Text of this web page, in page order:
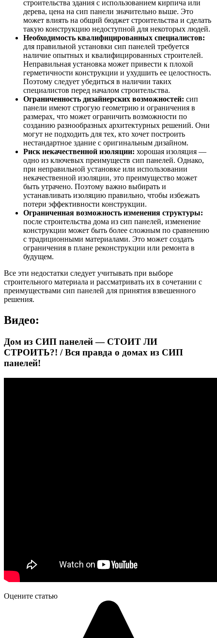
строительства здания с использованием кирпича или
дерева, цена на сип панели значительно выше. Это
может влиять на общий бюджет строительства и сделать
такую конструкцию недоступной для некоторых людей.
Необходимость квалифицированных специалистов:
для правильной установки сип панелей требуется
наличие опытных и квалифицированных строителей.
Неправильная установка может привести к плохой
герметичности конструкции и ухудшить ее целостность.
Поэтому следует убедиться в наличии таких
специалистов перед началом строительства.
Ограниченность дизайнерских возможностей: сип
панели имеют строгую геометрию и ограничения в
размерах, что может ограничить возможности по
созданию разнообразных архитектурных решений. Они
могут не подходить для тех, кто хочет построить
нестандартное здание с оригинальным дизайном.
Риск некачественной изоляции: хорошая изоляция —
одно из ключевых преимуществ сип панелей. Однако,
при неправильной установке или использовании
некачественной изоляции, это преимущество может
быть утрачено. Поэтому важно выбирать и
устанавливать изоляцию правильно, чтобы избежать
потери эффективности конструкции.
Ограниченная возможность изменения структуры:
после строительства дома из сип панелей, изменение
конструкции может быть более сложным по сравнению
с традиционными материалами. Это может создать
ограничения в плане реконструкции или ремонта в
будущем.
Все эти недостатки следует учитывать при выборе
строительного материала и рассматривать их в сочетании с
преимуществами сип панелей для принятия взвешенного
решения.
Видео:
Дом из СИП панелей — СТОИТ ЛИ
СТРОИТЬ?! / Вся правда о домах из СИП
панелей!
Оцените статью